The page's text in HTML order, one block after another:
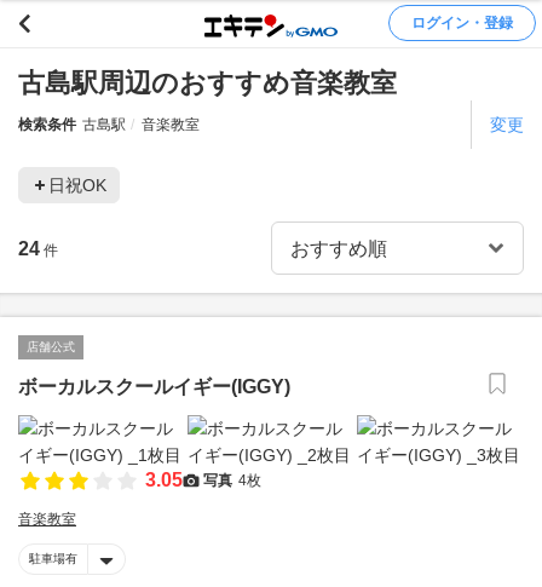
ログイン・登録
古島駅周辺のおすすめ音楽教室
検索条件 古島駅 音楽教室 変更
日祝OK
24 件
店舗公式
ボーカルスクールイギー(IGGY)
3.05 写真 4枚
音楽教室
駐車場有